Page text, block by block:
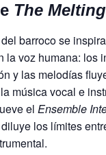
The
barroco se inspira
la voz humana: los
y las melodías
música vocal e
el Ensemble
los límites